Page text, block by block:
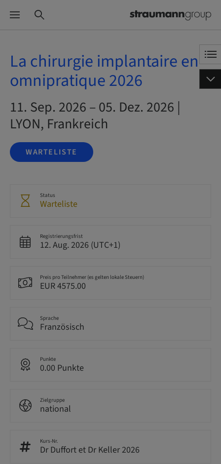
La chirurgie implantaire en
omnipratique 2026
11. Sep. 2026 – 05. Dez. 2026 |
LYON, Frankreich
WARTELISTE
Status
Warteliste
Registrierungsfrist
12. Aug. 2026 (UTC+1)
Preis pro Teilnehmer (es gelten lokale Steuern)
EUR 4575.00
Sprache
Französisch
Punkte
0.00 Punkte
Zielgruppe
national
Kurs-Nr.
Dr Duffort et Dr Keller 2026